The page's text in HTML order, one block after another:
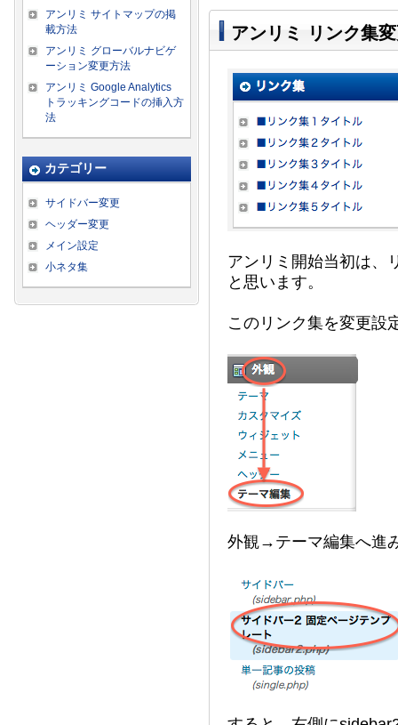
アンリミ リンク集
アンリミ開始当初は、
と思います。
このリンク集を変更設
外観→テーマ編集へ進
アンリミ サイトマップの掲
載方法
アンリミ グローバルナビゲ
ーション変更方法
アンリミ Google Analytics
トラッキングコードの挿入方
法
カテゴリー
サイドバー変更
ヘッダー変更
メイン設定
小ネタ集